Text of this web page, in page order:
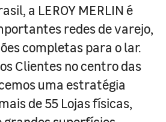
a LEROY MERLIN é
redes de varejo,
completas para o lar.
Clientes no centro das
uma estratégia
de 55 Lojas físicas,